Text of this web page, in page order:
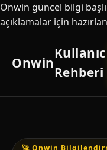
Onwin güncel bilgi
açıklamalar için
Onwin
Rehberi
🚀 Onwin